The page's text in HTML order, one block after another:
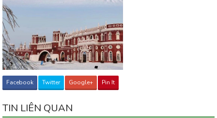
Facebook Twitter Google+ Pin It
TIN LIÊN QUAN